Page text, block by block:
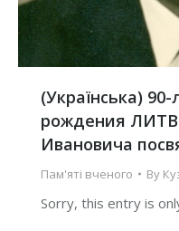
(Українська)
рождения
Ивановича
Пам'яті вченого By
Sorry, this entry is